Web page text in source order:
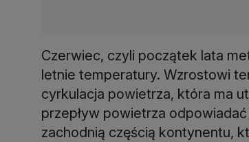
Czerwiec, czyli początek lata
letnie temperatury. Wzrostowi
cyrkulacja powietrza, która ma
przepływ powietrza
zachodnią częścią kontynentu,